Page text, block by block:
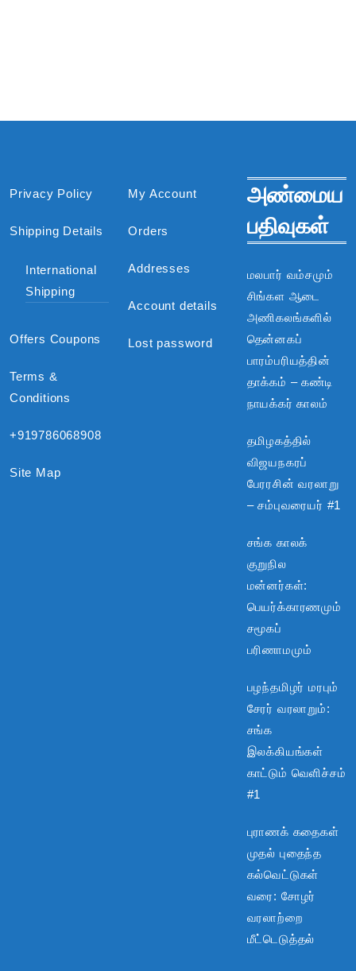
Privacy Policy
Shipping Details
International
Shipping
Offers Coupons
Terms &
Conditions
+919786068908
Site Map
My Account
Orders
Addresses
Account details
Lost password
அண்மைய
பதிவுகள்
மலபார் வம்சமும்
சிங்கள ஆடை
அணிகலங்களில்
தென்னகப்
பாரம்பரியத்தின்
தாக்கம் – கண்டி
நாயக்கர் காலம்
தமிழகத்தில்
விஜயநகரப்
பேரரசின் வரலாறு
– சம்புவரையர் #1
சங்க காலக்
குறுநில
மன்னர்கள்:
பெயர்க்காரணமும்
சமூகப்
பரிணாமமும்
பழந்தமிழர் மரபும்
சேரர் வரலாறும்:
சங்க
இலக்கியங்கள்
காட்டும் வெளிச்சம்
#1
புராணக் கதைகள்
முதல் புதைந்த
கல்வெட்டுகள்
வரை: சோழர்
வரலாற்றை
மீட்டெடுத்தல்